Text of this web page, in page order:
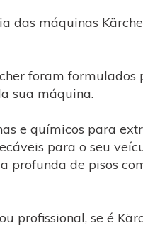
das máquinas
foram
sua máquina.
e químicos para
para o seu
profunda de pisos
profissional, se é